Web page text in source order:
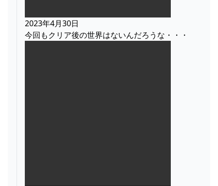
2023年4月30日
今回もクリア後の世界はないんだろうな・・・